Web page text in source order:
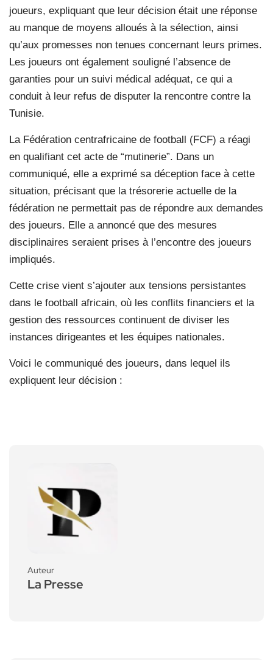
joueurs, expliquant que leur décision était une réponse
au manque de moyens alloués à la sélection, ainsi
qu’aux promesses non tenues concernant leurs primes.
Les joueurs ont également souligné l’absence de
garanties pour un suivi médical adéquat, ce qui a
conduit à leur refus de disputer la rencontre contre la
Tunisie.
La Fédération centrafricaine de football (FCF) a réagi
en qualifiant cet acte de “mutinerie”. Dans un
communiqué, elle a exprimé sa déception face à cette
situation, précisant que la trésorerie actuelle de la
fédération ne permettait pas de répondre aux demandes
des joueurs. Elle a annoncé que des mesures
disciplinaires seraient prises à l’encontre des joueurs
impliqués.
Cette crise vient s’ajouter aux tensions persistantes
dans le football africain, où les conflits financiers et la
gestion des ressources continuent de diviser les
instances dirigeantes et les équipes nationales.
Voici le communiqué des joueurs, dans lequel ils
expliquent leur décision :
Auteur
La Presse